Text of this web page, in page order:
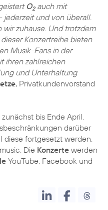
O2auch mit
und von überall.
zuhause. Und trotzdem
Konzertreihe bieten
Musik-Fans in der
ihren zahlreichen
und Unterhaltung
, Privatkundenvorstand
bis Ende April.
darüber
diese fortgesetzt werden.
Die Konzerte werden
YouTube, Facebook und